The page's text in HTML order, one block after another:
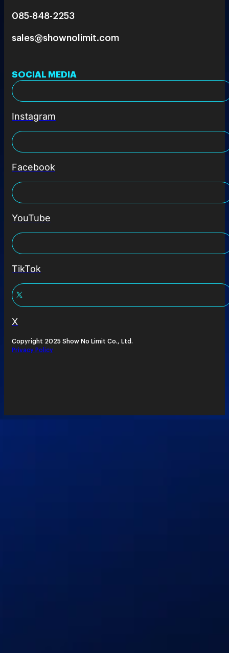
085-848-2253
sales@shownolimit.com
SOCIAL MEDIA
Instagram
Facebook
YouTube
TikTok
X
Copyright 2025 Show No Limit Co., Ltd.
Privacy Policy